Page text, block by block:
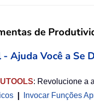
de
Ajuda Você a Se
: Revolucione a
Invocar Funções